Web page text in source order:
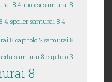
8 4 ipotesi samurai 8
4 spoiler samurai 8 4
8 capitolo 2 samurai 8
samurai 8 capitolo 3
8